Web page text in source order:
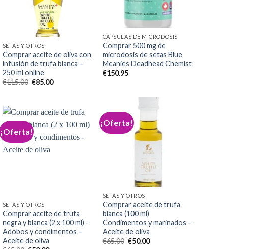
CÁPSULAS DE MICRODOSIS
Comprar 500 mg de
microdosis de setas Blue
Meanies Deadhead Chemist
€150.95
SETAS Y OTROS
Comprar aceite de oliva con
infusión de trufa blanca –
250 ml online
€115.00 El
€115.00.
€85.00El
€85.00.
¡Oferta!
SETAS Y OTROS
Comprar aceite de trufa
blanca (100 ml)
Condimentos y marinados –
Aceite de oliva
€65.00 El
€50.00El
¡Oferta!
SETAS Y OTROS
Comprar aceite de trufa
negra y blanca (2 x 100 ml) –
Adobos y condimentos –
Aceite de oliva